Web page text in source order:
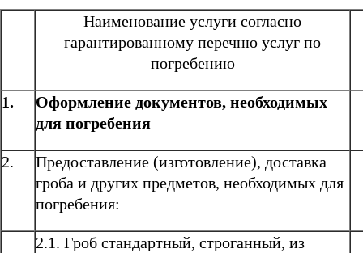
Наименование услуги согласно
гарантированному перечню услуг по
погребению
1.
Оформление документов, необходимых
для погребения
2.
Предоставление (изготовление), доставка
гроба и других предметов, необходимых для
погребения:
2.1. Гроб стандартный, строганный, из